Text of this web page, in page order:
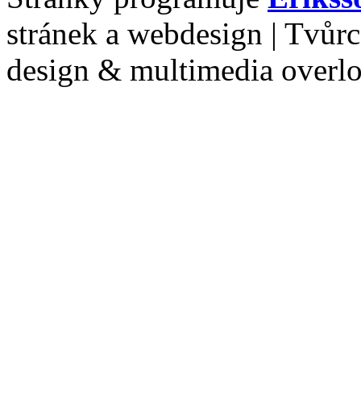
stránek a webdesign |
design & multimedia